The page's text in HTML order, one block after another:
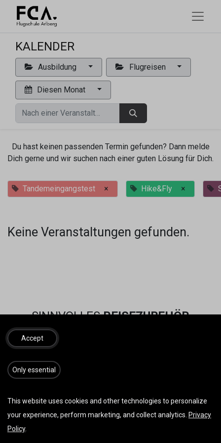
KALENDER
Ausbildung Flugreisen
Diesen Monat
Du hast keinen passenden Termin gefunden? Dann melde
Dich gerne und wir suchen nach einer guten Lösung für Dich.
Tandemeingangstest × Hike&Fly ×
Keine Veranstaltungen gefunden.
SINNVOLLESREISEZUBEHÖR
Accept
​​​Only essential
This website uses cookies and other technologies to personalize
your experience, perform marketing, and collect analytics. Privacy
Policy.